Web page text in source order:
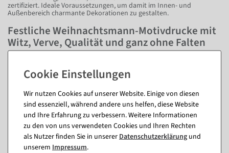
zertifiziert. Ideale Voraussetzungen, um damit im Innen- und
Außenbereich charmante Dekorationen zu gestalten.
Festliche Weihnachtsmann-Motivdrucke mit
Witz, Verve, Qualität und ganz ohne Falten
Hohlsäumen versehen. In Kombination mit einer Aufhänge- und
Befestigungsstange fallen Sie ebenmäßig, glatt, einfach wunderschön.
bieten wir Ihnen in Holz und Alu. Ob im Schaufenster, Point of Sale,
Foyers und Eingangsbereichen, oder auf Messen und Veranstaltungen
– dieses Textilposter punktet mit ganz viel Charme. Lockern Sie das
Betriebsklima in Büros und Geschäftsräumen auf oder zeigen Sie mit
diesem Wandbehang in ihrem Zuhause dem Vorweihnachtsstress die
kalte – oder vielmehr heiße – Schulter.
Allgemein
Wir nutzen Cookies auf unserer Website. Einige von diesen
sind essenziell, während andere uns helfen, diese Website
und Ihre Erfahrung zu verbessern. Weitere Informationen
zu den von uns verwendeten Cookies und Ihren Rechten
als Nutzer finden Sie in unsererDaten­schutz­erklärung und
unserem Impressum.